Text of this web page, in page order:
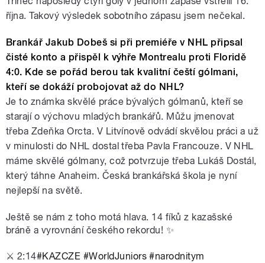
října. Takový výsledek sobotního zápasu jsem nečekal.
Brankář Jakub Dobeš si při premiéře v NHL připsal
čisté konto a přispěl k výhře Montrealu proti Floridě
4:0. Kde se pořád berou tak kvalitní čeští gólmani,
kteří se dokáží probojovat až do NHL?
Je to známka skvělé práce bývalých gólmanů, kteří se
starají o výchovu mladých brankářů. Můžu jmenovat
třeba Zdeňka Orcta. V Litvínově odvádí skvělou práci a už
v minulosti do NHL dostal třeba Pavla Francouze. V NHL
máme skvělé gólmany, což potvrzuje třeba Lukáš Dostál,
který táhne Anaheim. Česká brankářská škola je nyní
nejlepší na světě.
Ještě se nám z toho motá hlava. 14 fíků z kazašské
bráně a vyrovnání českého rekordu! ✨
⚔️ 2:14#KAZCZE #WorldJuniors #narodnitym